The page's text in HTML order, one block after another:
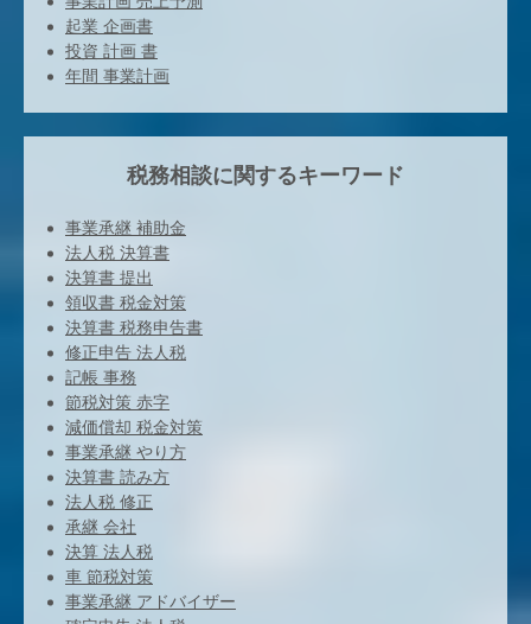
起業 企画書
投資 計画 書
年間 事業計画
税務相談に関するキーワード
事業承継 補助金
法人税 決算書
決算書 提出
領収書 税金対策
決算書 税務申告書
修正申告 法人税
記帳 事務
節税対策 赤字
減価償却 税金対策
事業承継 やり方
決算書 読み方
法人税 修正
承継 会社
決算 法人税
車 節税対策
事業承継 アドバイザー